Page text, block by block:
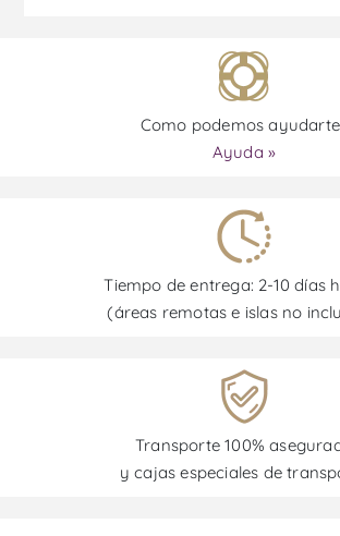
Como podemos
Ayuda »
Tiempo de entrega: 2-10 días
(áreas remotas e islas no
Transporte 100%
y cajas especiales de